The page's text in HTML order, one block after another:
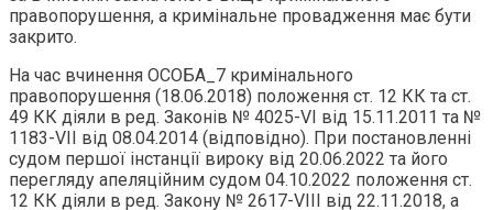
правопорушення, а кримінальне провадження має бути
закрито.
На час вчинення ОСОБА_7 кримінального
правопорушення (18.06.2018) положення ст. 12 КК та ст.
49 КК діяли в ред. Законів № 4025-VI від 15.11.2011 та №
1183-VII від 08.04.2014 (відповідно). При постановленні
судом першої інстанції вироку від 20.06.2022 та його
перегляду апеляційним судом 04.10.2022 положення ст.
12 КК діяли в ред. Закону № 2617-VIII від 22.11.2018, а